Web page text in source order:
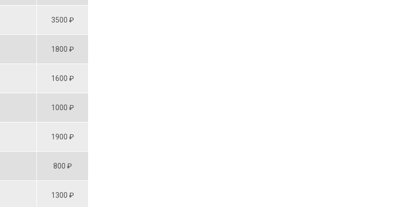
3500 ₽
1800 ₽
1600 ₽
1000 ₽
1900 ₽
800 ₽
1300 ₽